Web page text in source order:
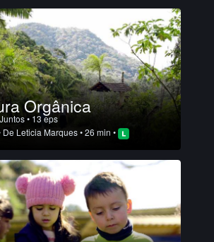
Orgânica
Juntos• 13 eps
De Leticia Marques• 26 min •